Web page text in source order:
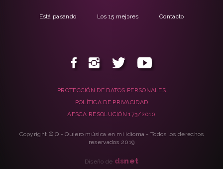
Está pasando Los 15 mejores Contacto
PROTECCIÓN DE DATOS PERSONALES
POLÍTICA DE PRIVACIDAD
AFSCA RESOLUCIÓN 173/2010
Copyright © Q - Quiero música en mi idioma - Todos los derechos
reservados 2019
Diseño de dsnet